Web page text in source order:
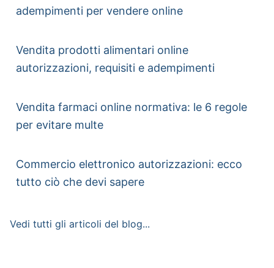
adempimenti per vendere online
Vendita prodotti alimentari online
autorizzazioni, requisiti e adempimenti
Vendita farmaci online normativa: le 6 regole
per evitare multe
Commercio elettronico autorizzazioni: ecco
tutto ciò che devi sapere
Vedi tutti gli articoli del blog...